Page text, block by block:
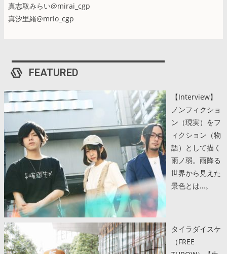
真志取みらい@mirai_cgp
真汐里緒@mrio_cgp
FEATURED
【Interview】
ノンフィクショ
ン（現実）をフ
ィクション（物
語）として描く
雨ノ弱。雨降る
世界から見えた
景色とは…。
タイラダイスケ
（FREE